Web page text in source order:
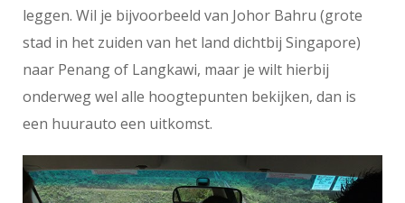
leggen. Wil je bijvoorbeeld van Johor Bahru (grote
stad in het zuiden van het land dichtbij Singapore)
naar Penang of Langkawi, maar je wilt hierbij
onderweg wel alle hoogtepunten bekijken, dan is
een huurauto een uitkomst.